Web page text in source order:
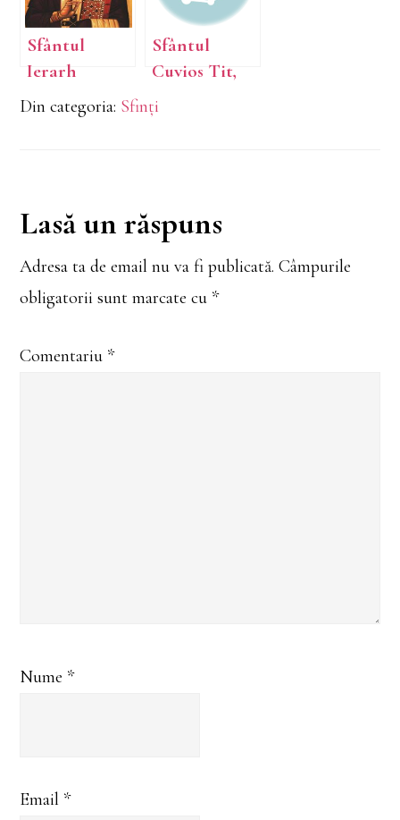
Romei;
Sfânta
Muceniță
Mucenic
Avramie
Sfântul
Ierarh
Nicolae,
Arhiepiscopu
minuni
Sfântul
Cuvios Tit,
făcătorul de
minuni;
Sfântul
Edesie
Din categoria: Sfinți
Reader
Interactions
Lasă un răspuns
Adresa ta de email nu va fi publicată. Câmpurile
obligatorii sunt marcate cu *
Comentariu *
Nume *
Email *